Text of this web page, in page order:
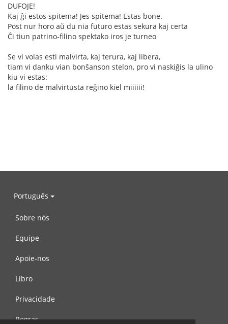
DUFOJE!
Kaj ĝi estos spitema! Jes spitema! Estas bone.
Post nur horo aŭ du nia futuro estas sekura kaj certa
Ĉi tiun patrino-filino spektako iros je turneo
Se vi volas esti malvirta, kaj terura, kaj libera,
tiam vi danku vian bonŝanson stelon, pro vi naskiĝis la ulino
kiu vi estas:
la filino de malvirtusta reĝino kiel miiiiii!
Português
Sobre nós
Equipe
Apoie-nos
Libro
Privacidade
Regras